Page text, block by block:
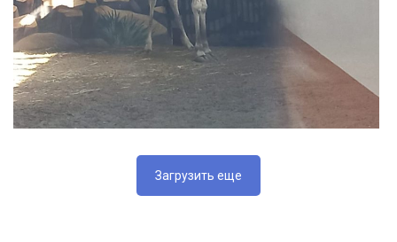
Загрузить еще